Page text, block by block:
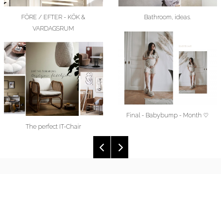
FÖRE / EFTER - KÖK &
VARDAGSRUM
The perfect IT-Chair
Bathroom, ideas.
Final - Babybump - Month ♡